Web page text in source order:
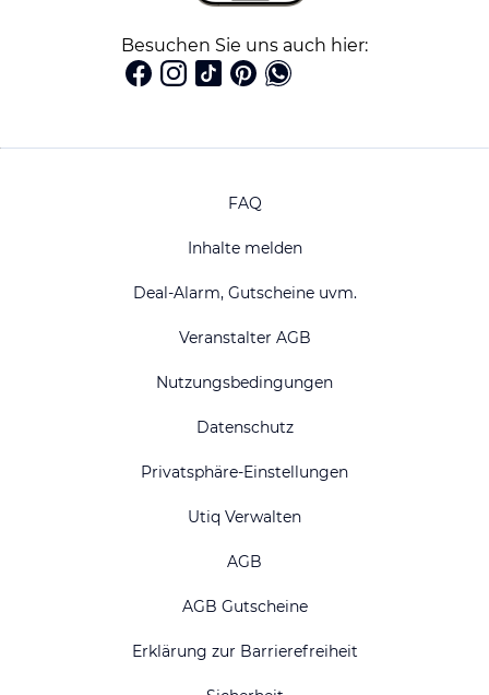
Besuchen Sie uns auch hier:
FAQ
Inhalte melden
Deal-Alarm, Gutscheine uvm.
Veranstalter AGB
Nutzungsbedingungen
Datenschutz
Privatsphäre-Einstellungen
Utiq Verwalten
AGB
AGB Gutscheine
Erklärung zur Barrierefreiheit